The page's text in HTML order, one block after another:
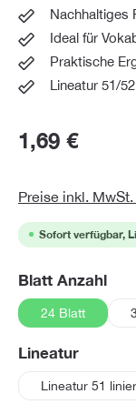
Nachhaltiges
Ideal für
Praktische
Lineatur 51/
1,69 €
Preise inkl.
Sofort verfügbar,
Blatt Anzahl
24 Blatt
Lineatur
Lineatur 51